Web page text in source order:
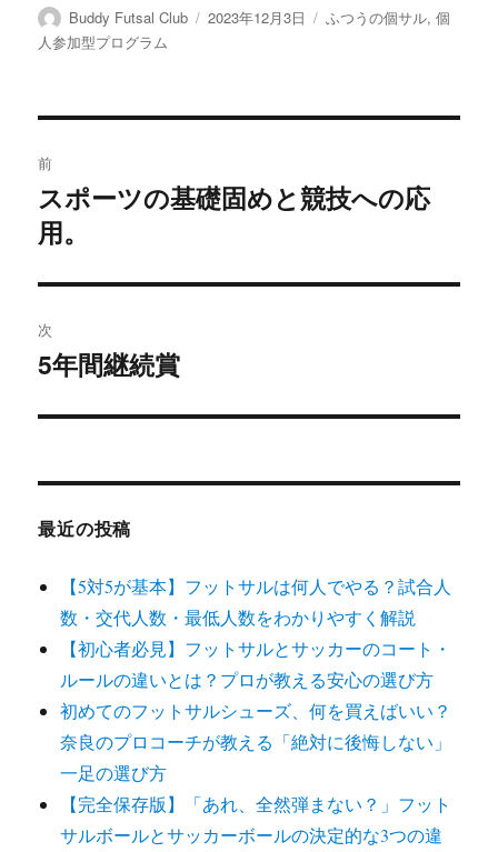
投
稿
Buddy Futsal Club
投
2023年12月3日
カ
ふつうの個サル,個
人参加型プログラム
稿
ナ
ビ
ゲ
ー
シ
ン
前
前
の
稿:
スポーツの基礎固めと競技への応
用。
次
次
投
5年間継続賞
最近の投稿
【5対5が基本】フットサルは何人でやる？試合人
数・交代人数・最低人数をわかりやすく解説
【初心者必見】フットサルとサッカーのコート・
ルールの違いとは？プロが教える安心の選び方
初めてのフットサルシューズ、何を買えばいい？
奈良のプロコーチが教える「絶対に後悔しない」
一足の選び方
【完全保存版】「あれ、全然弾まない？」フット
サルボールとサッカーボールの決定的な3つの違